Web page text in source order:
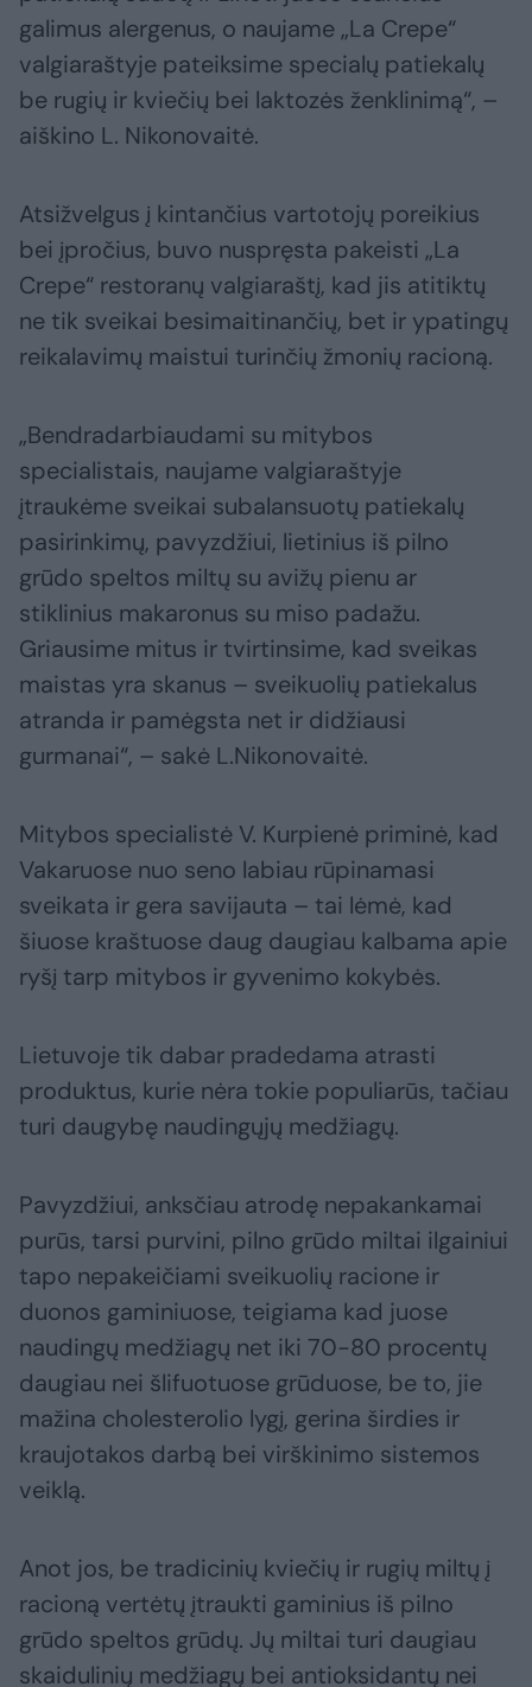
galimus alergenus, o naujame „La Crepe“
valgiaraštyje pateiksime specialų patiekalų
be rugių ir kviečių bei laktozės ženklinimą“, –
aiškino L. Nikonovaitė.
Atsižvelgus į kintančius vartotojų poreikius
bei įpročius, buvo nuspręsta pakeisti „La
Crepe“ restoranų valgiaraštį, kad jis atitiktų
ne tik sveikai besimaitinančių, bet ir ypatingų
reikalavimų maistui turinčių žmonių racioną.
„Bendradarbiaudami su mitybos
specialistais, naujame valgiaraštyje
įtraukėme sveikai subalansuotų patiekalų
pasirinkimų, pavyzdžiui, lietinius iš pilno
grūdo speltos miltų su avižų pienu ar
stiklinius makaronus su miso padažu.
Griausime mitus ir tvirtinsime, kad sveikas
maistas yra skanus – sveikuolių patiekalus
atranda ir pamėgsta net ir didžiausi
gurmanai“, – sakė L.Nikonovaitė.
Mitybos specialistė V. Kurpienė priminė, kad
Vakaruose nuo seno labiau rūpinamasi
sveikata ir gera savijauta – tai lėmė, kad
šiuose kraštuose daug daugiau kalbama apie
ryšį tarp mitybos ir gyvenimo kokybės.
Lietuvoje tik dabar pradedama atrasti
produktus, kurie nėra tokie populiarūs, tačiau
turi daugybę naudingųjų medžiagų.
Pavyzdžiui, anksčiau atrodę nepakankamai
purūs, tarsi purvini, pilno grūdo miltai ilgainiui
tapo nepakeičiami sveikuolių racione ir
duonos gaminiuose, teigiama kad juose
naudingų medžiagų net iki 70-80 procentų
daugiau nei šlifuotuose grūduose, be to, jie
mažina cholesterolio lygį, gerina širdies ir
kraujotakos darbą bei virškinimo sistemos
veiklą.
Anot jos, be tradicinių kviečių ir rugių miltų į
racioną vertėtų įtraukti gaminius iš pilno
grūdo speltos grūdų. Jų miltai turi daugiau
skaidulinių medžiagų bei antioksidantų nei